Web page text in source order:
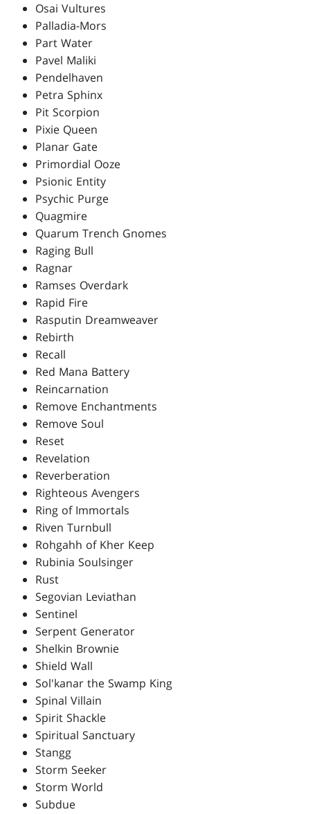
Osai Vultures
Palladia-Mors
Part Water
Pavel Maliki
Pendelhaven
Petra Sphinx
Pit Scorpion
Pixie Queen
Planar Gate
Primordial Ooze
Psionic Entity
Psychic Purge
Quagmire
Quarum Trench Gnomes
Raging Bull
Ragnar
Ramses Overdark
Rapid Fire
Rasputin Dreamweaver
Rebirth
Recall
Red Mana Battery
Reincarnation
Remove Enchantments
Remove Soul
Reset
Revelation
Reverberation
Righteous Avengers
Ring of Immortals
Riven Turnbull
Rohgahh of Kher Keep
Rubinia Soulsinger
Rust
Segovian Leviathan
Sentinel
Serpent Generator
Shelkin Brownie
Shield Wall
Sol'kanar the Swamp King
Spinal Villain
Spirit Shackle
Spiritual Sanctuary
Stangg
Storm Seeker
Storm World
Subdue